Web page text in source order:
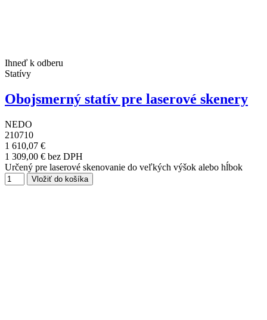
Ihneď k odberu
Statívy
Obojsmerný statív pre laserové skenery
NEDO
210710
1 610,07 €
1 309,00 € bez DPH
Určený pre laserové skenovanie do veľkých výšok alebo hĺbok
Vložiť do košíka